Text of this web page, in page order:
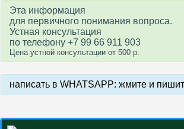
Эта информация
для первичного понимания вопроса.
Устная консультация
по телефону +7 99 66 911 903
Цена устной консультации от 500 р.
написать в WHATSAPP: жмите и